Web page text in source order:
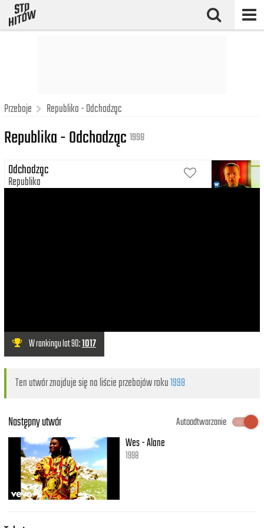
Przeboje Republika - Odchodząc
Republika - Odchodząc 1998
Odchodząc
Republika
W rankingu lat 90:1017
Ten utwór znajduje się na liście przebojów roku1998
Następny utwór
Autoodtwarzanie
Wes - Alane
1998